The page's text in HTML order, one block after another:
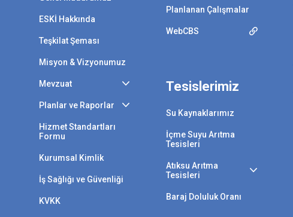
ESKİ Hakkında
Teşkilat Şeması
Misyon & Vizyonumuz
Mevzuat
Planlar ve Raporlar
Hizmet Standartları
Formu
Kurumsal Kimlik
İş Sağlığı ve Güvenliği
KVKK
Planlanan Çalışmalar
WebCBS
Tesislerimiz
Su Kaynaklarımız
İçme Suyu Arıtma
Tesisleri
Atıksu Arıtma
Tesisleri
Baraj Doluluk Oranı